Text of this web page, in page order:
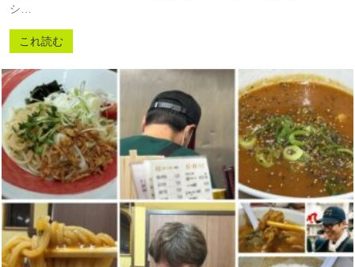
シ…
これ読む